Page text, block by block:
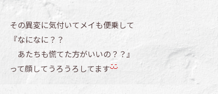
その異変に気付いてメイも便乗して
『なになに？？
あたちも慌てた方がいいの？？』
って顔してうろうろしてます